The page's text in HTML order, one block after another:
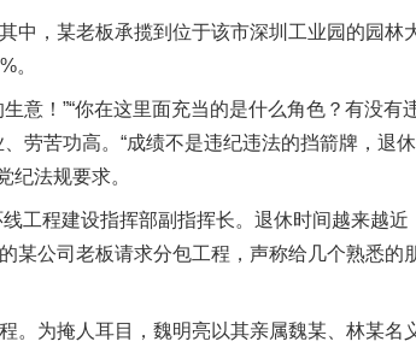
，某老板承揽到位于该市深圳工业园的园林
。
！”“你在这里面充当的是什么角色？有没有
劳苦功高。“成绩不是违纪违法的挡箭牌，退
纪法规要求。
程建设指挥部副指挥长。退休时间越来越近
某公司老板请求分包工程，声称给几个熟悉的
为掩人耳目，魏明亮以其亲属魏某、林某名
“神药”背后的真相